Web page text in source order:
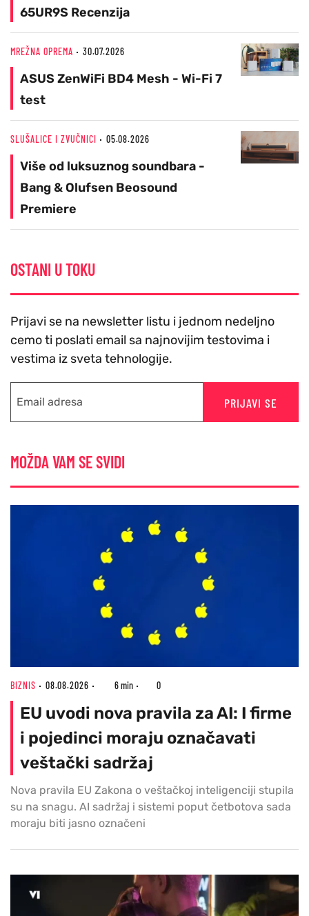
65UR9S Recenzija
MREŽNA OPREMA 30.07.2026
ASUS ZenWiFi BD4 Mesh - Wi-Fi 7
test
SLUŠALICE I ZVUČNICI 05.08.2026
Više od luksuznog soundbara -
Bang & Olufsen Beosound
Premiere
OSTANI U TOKU
Prijavi se na newsletter listu i jednom nedeljno
cemo ti poslati email sa najnovijim testovima i
vestima iz sveta tehnologije.
PRIJAVI SE
MOŽDA VAM SE SVIDI
BIZNIS 08.08.2026 6 min 0
EU uvodi nova pravila za AI: I firme
i pojedinci moraju označavati
veštački sadržaj
Nova pravila EU Zakona o veštačkoj inteligenciji stupila
su na snagu. AI sadržaj i sistemi poput četbotova sada
moraju biti jasno označeni